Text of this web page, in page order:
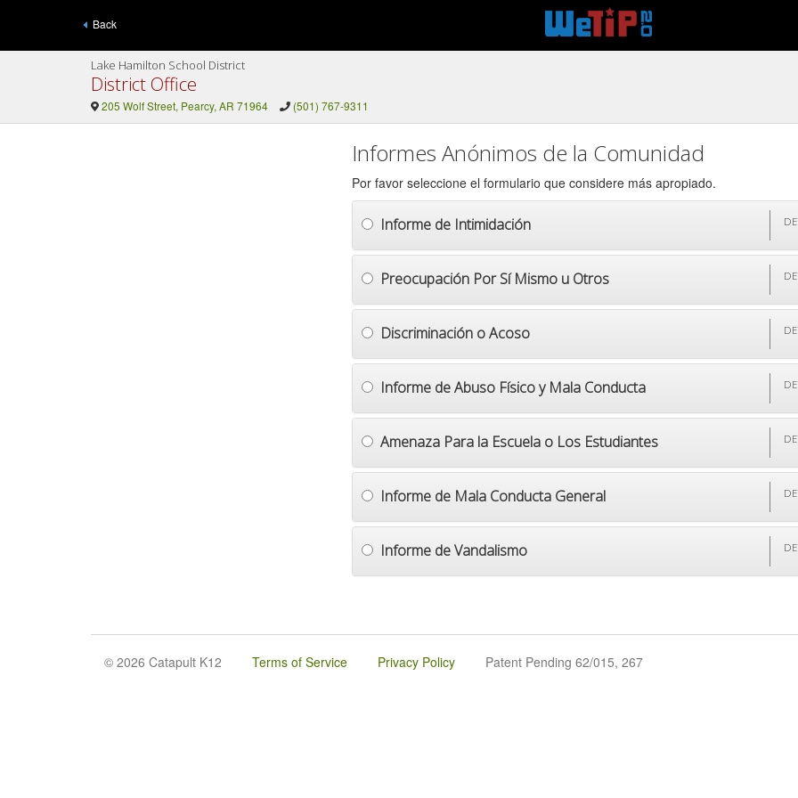
Back
Lake Hamilton School District
District Office
205 Wolf Street, Pearcy, AR 71964 (501) 767-9311
Informes Anónimos de la Comunidad
Por favor seleccione el formulario que considere más apropiado.
Informe de Intimidación
Preocupación Por Sí Mismo u Otros
Discriminación o Acoso
Informe de Abuso Físico y Mala Conducta
Amenaza Para la Escuela o Los Estudiantes
Informe de Mala Conducta General
Informe de Vandalismo
© 2026 Catapult K12 Terms of Service Privacy Policy Patent Pending 62/015, 267